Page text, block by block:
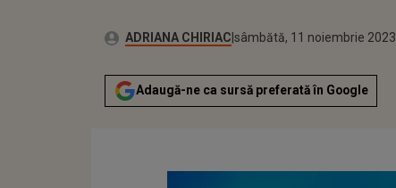
Autor:ADRIANA CHIRIACPublicat:
sâmbătă, 11 noiembrie 2023
Actualizat:
sâmbătă, 11 noiembrie 2023
Adaugă-ne ca sursă preferată în Google